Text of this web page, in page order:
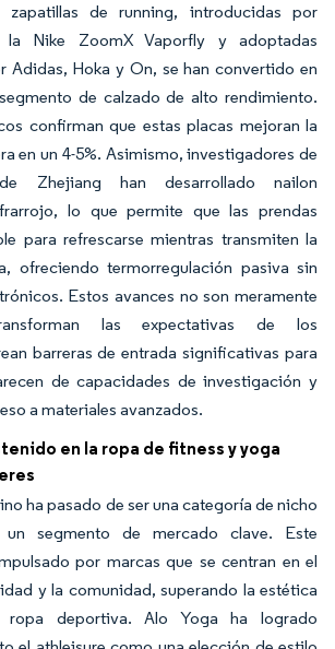
zapatillas de running, introducidas por
Nike ZoomX Vaporfly y adoptadas
Adidas, Hoka y On, se han convertido en
de calzado de alto rendimiento.
confirman que estas placas mejoran la
en un 4-5%. Asimismo, investigadores de
Zhejiang han desarrollado nailon
lo que permite que las prendas
para refrescarse mientras transmiten la
ofreciendo termorregulación pasiva sin
Estos avances no son meramente
las expectativas de los
barreras de entrada significativas para
de capacidades de investigación y
a materiales avanzados.
en la ropa de fitness y yoga
ha pasado de ser una categoría de nicho
segmento de mercado clave. Este
por marcas que se centran en el
y la comunidad, superando la estética
deportiva. Alo Yoga ha logrado